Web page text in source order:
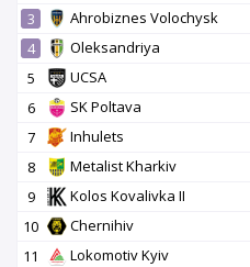
3
Ahrobiznes Volochysk
4
Oleksandriya
5
UCSA
6
SK Poltava
7
Inhulets
8
Metalist Kharkiv
9
Kolos Kovalivka II
10
Chernihiv
11
Lokomotiv Kyiv